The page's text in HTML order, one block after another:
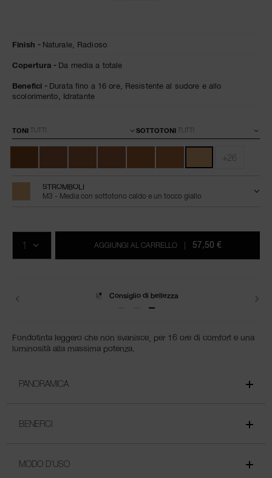
natural-
longwear-
n.
Finish Naturale, Radioso
Copertura Da media a totale
Benefici Durata fino a 16 ore, Resistente al sudore e allo
scolorimento, Idratante
Varianti
TONI SOTTOTONI
+26
STROMBOLI
M3 - Media con sottotono caldo e un tocco giallo
al
carrello
prodotto
QTÀ.
AGGIUNGI AL CARRELLO 57,50 €
Spedizione
Fondotinta leggero che non svanisce, per 16 ore di comfort e una
luminosità alla massima potenza.
PANORAMICA
BENEFICI
MODO D'USO